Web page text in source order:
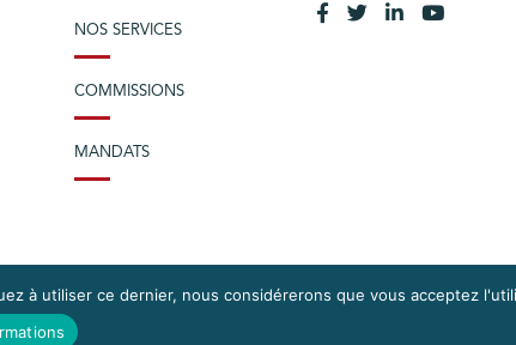
NOS SERVICES
COMMISSIONS
MANDATS
à utiliser ce dernier, nous considérerons que vous acceptez